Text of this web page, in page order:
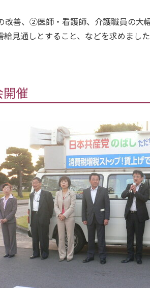
善、②医師・看護師、介護職員の大
見通しとすること、などを求めまし
催